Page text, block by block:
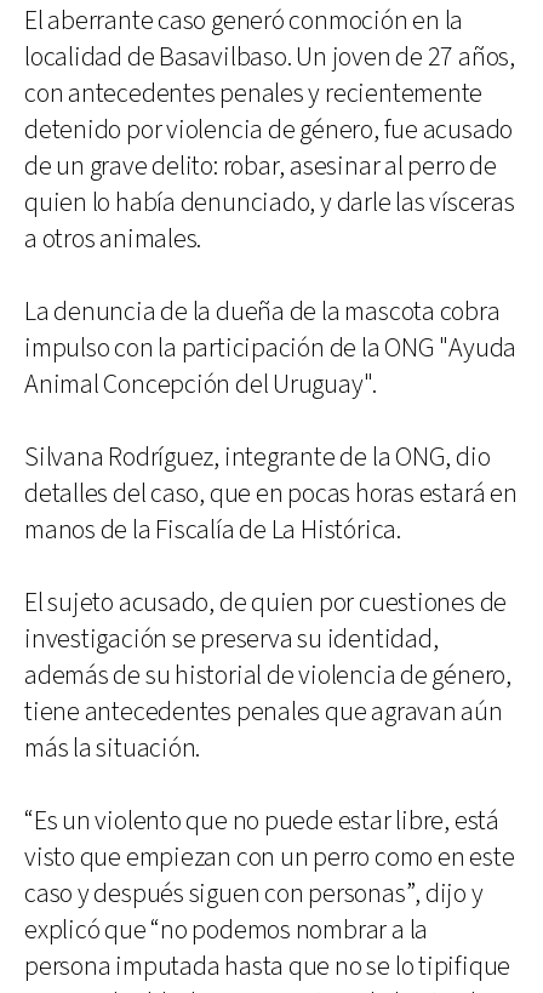
El aberrante caso generó conmoción en la
localidad de Basavilbaso. Un joven de 27 años,
con antecedentes penales y recientemente
detenido por violencia de género, fue acusado
de un grave delito: robar, asesinar al perro de
quien lo había denunciado, y darle las vísceras
a otros animales.
La denuncia de la dueña de la mascota cobra
impulso con la participación de la ONG "Ayuda
Animal Concepción del Uruguay".
Silvana Rodríguez, integrante de la ONG, dio
detalles del caso, que en pocas horas estará en
manos de la Fiscalía de La Histórica.
El sujeto acusado, de quien por cuestiones de
investigación se preserva su identidad,
además de su historial de violencia de género,
tiene antecedentes penales que agravan aún
más la situación.
“Es un violento que no puede estar libre, está
visto que empiezan con un perro como en este
caso y después siguen con personas”, dijo y
explicó que “no podemos nombrar a la
persona imputada hasta que no se lo tipifique